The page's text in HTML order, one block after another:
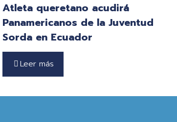
Atleta queretano acudirá
Panamericanos de la Juventud
Sorda en Ecuador
Leer más